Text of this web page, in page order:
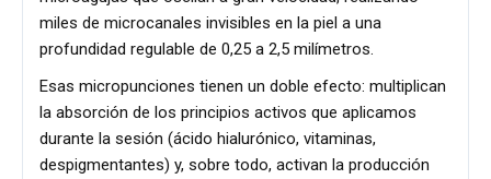
miles de microcanales invisibles en la piel a una
profundidad regulable de 0,25 a 2,5 milímetros.
Esas micropunciones tienen un doble efecto: multiplican
la absorción de los principios activos que aplicamos
durante la sesión (ácido hialurónico, vitaminas,
despigmentantes) y, sobre todo, activan la producción